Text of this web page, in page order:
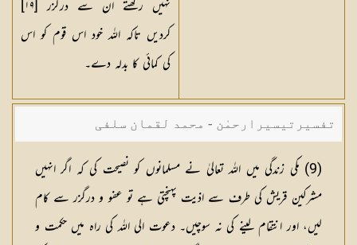
نہیں رکھتے ان سے درگزر [١٩]
کردیں تاکہ اللہ خود اس قوم کو اس
کی کمائی کا بدلہ دے۔
تفسیرتیسیرارحمٰن - محمد لقمان سلفی
(9) مکی زندگی میں اللہ تعالیٰ نے مسلمانوں کو نصیحت کی کہ اگر انہیں
مشرکین قریش کی طرف سے اذیت پہنچتی ہے تو عفو و درگزر سے کام
لیں، اور انتقام لینے کی نہ سوچیں۔ دعوت الی اللہ کی راہ میں حکمت و